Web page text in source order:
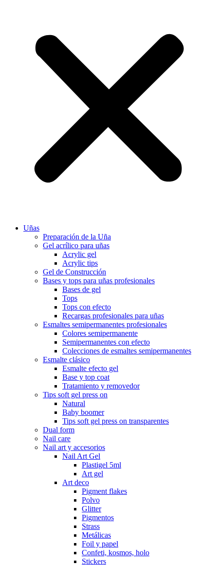
Uñas
Preparación de la Uña
Gel acrílico para uñas
Acrylic gel
Acrylic tips
Gel de Construcción
Bases y tops para uñas profesionales
Bases de gel
Tops
Tops con efecto
Recargas profesionales para uñas
Esmaltes semipermanentes profesionales
Colores semipermanente
Semipermanentes con efecto
Colecciones de esmaltes semipermanentes
Esmalte clásico
Esmalte efecto gel
Base y top coat
Tratamiento y removedor
Tips soft gel press on
Natural
Baby boomer
Tips soft gel press on transparentes
Dual form
Nail care
Nail art y accesorios
Nail Art Gel
Plastigel 5ml
Art gel
Art deco
Pigment flakes
Polvo
Glitter
Pigmentos
Strass
Metálicas
Foil y papel
Confeti, kosmos, holo
Stickers